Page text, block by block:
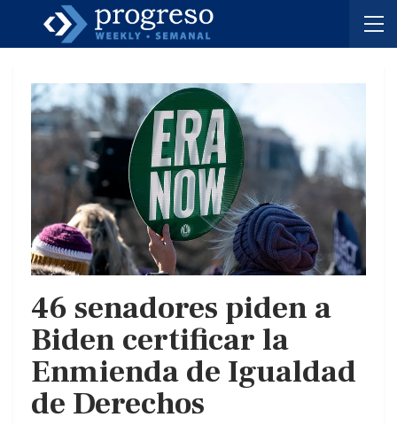
46 senadores piden a
Biden certificar la
Enmienda de Igualdad
de Derechos